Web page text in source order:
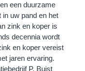
een duurzame
uw pand en het
zink en koper is
decennia wordt
en koper vereist
jaren ervaring.
P. Buist